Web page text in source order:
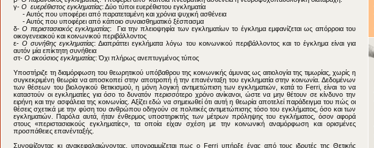
β- Ο παρανοϊκός εγκληματίας: Υποφέρει από κάποια πνευματική ασθένεια ή νευροψυχοπαθολογική διαταραχή.
Ο ευερέθιστος εγκληματίας : Δύο τύποι ευερέθιστου εγκληματία
- Αυτός που υποφέρει από παρατεταμένη και χρόνια ψυχική ασθένεια
- Αυτός που υποφέρει από κάποιο συναισθηματικό ξέσπασμα
δ-Ο περιστασιακός εγκληματίας: Για την πλειοψηφία των εγκληματίων το έγκλημα εμφανίζεται ως απόρροια του
οικογενειακού και κοινωνικού περιβάλλοντος
ε-Ο συνήθης εγκληματίας: Διαπράττει εγκλήματα λόγω του κοινωνικού περιβάλλοντος και το έγκλημα είναι για
αυτόν μία επίκτητη συνήθεια
Υποστήριζε τη διαμόρφωση του θεωρητικού υπόβαθρου της κοινωνικής άμυνας ως αιτιολογία της τιμωρίας, χωρίς η
συγκεκριμένη θεωρία να αποσκοπεί στην αποτροπή ή την επανένταξη του εγκληματία στην κοινωνία. Δεδομένων
των θέσεων του βιολογικού θετικισμού, η μόνη λογική αντιμετώπιση των εγκληματιών, κατά το Ferri, είναι το να
καταστούν οι εγκληματίες για όσο το δυνατόν περισσότερο χρόνο ανίκανοι, ώστε να μην θέτουν σε κίνδυνο την
ειρήνη και την ασφάλεια της κοινωνίας. Αξίζει εδώ να σημειωθεί ότι αυτή η θεωρία αποτελεί παράδειγμα του πώς οι
θέσεις σχετικά με την φύση του ανθρώπου οδηγούν σε πολιτικές αντιμετώπισης τόσο του εγκλήματος, όσο και των
εγκληματιών. Παρόλα αυτά, ήταν ένθερμος υποστηρικτής των μέτρων πρόληψης του εγκλήματος, όσον αφορά
στους «περιστασιακούς εγκληματίες», τα οποία είχαν σχέση με την κοινωνική αναμόρφωση και ορισμένες